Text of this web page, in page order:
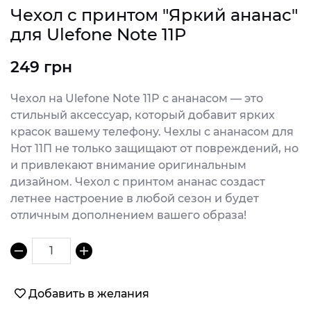
Чехол с принтом "Яркий ананас"
для Ulefone Note 11P
249 грн
Чехол на Ulefone Note 11P с ананасом — это
стильный аксессуар, который добавит ярких
красок вашему телефону. Чехлы с ананасом для
Нот 11П не только защищают от повреждений, но
и привлекают внимание оригинальным
дизайном. Чехол с принтом ананас создаст
летнее настроение в любой сезон и будет
отличным дополнением вашего образа!
1
Добавить в желания